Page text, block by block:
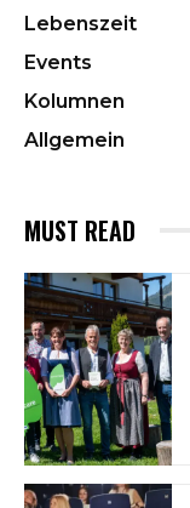
Lebenszeit
Events
Kolumnen
Allgemein
MUST READ